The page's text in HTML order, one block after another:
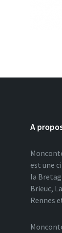
A
est une
la
Brieuc,
Rennes